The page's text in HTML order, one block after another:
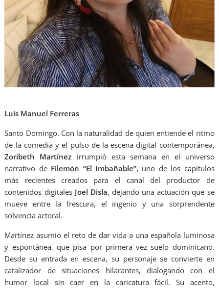
Luis Manuel Ferreras
Santo Domingo. Con la naturalidad de quien entiende el ritmo
de la comedia y el pulso de la escena digital contemporánea,
Zoribeth Martínez irrumpió esta semana en el universo
narrativo de Filemón “El Imbañable”, uno de los capítulos
más recientes creados para el canal del productor de
contenidos digitales Joel Disla, dejando una actuación que se
mueve entre la frescura, el ingenio y una sorprendente
solvencia actoral.
Martínez asumió el reto de dar vida a una española luminosa
y espontánea, que pisa por primera vez suelo dominicano.
Desde su entrada en escena, su personaje se convierte en
catalizador de situaciones hilarantes, dialogando con el
humor local sin caer en la caricatura fácil. Su acento,